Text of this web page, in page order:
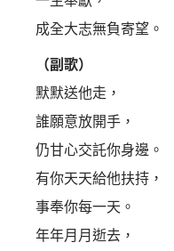
成全大志無負寄望。
（副歌）
默默送他走，
誰願意放開手，
仍甘心交託你身邊。
有你天天給他扶持，
事奉你每一天。
年年月月逝去，